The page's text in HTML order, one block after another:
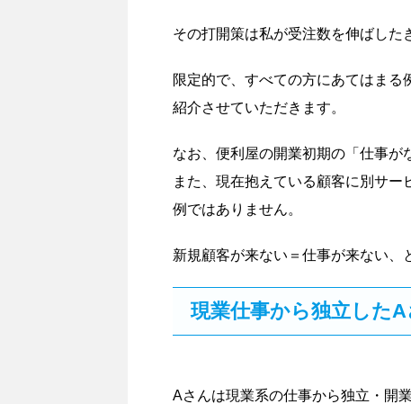
その打開策は私が受注数を伸ばした
限定的で、すべての方にあてはまる
紹介させていただきます。
なお、便利屋の開業初期の「仕事が
また、現在抱えている顧客に別サ
例ではありません。
新規顧客が来ない＝仕事が来ない、
現業仕事から独立した
Aさんは現業系の仕事から独立・開